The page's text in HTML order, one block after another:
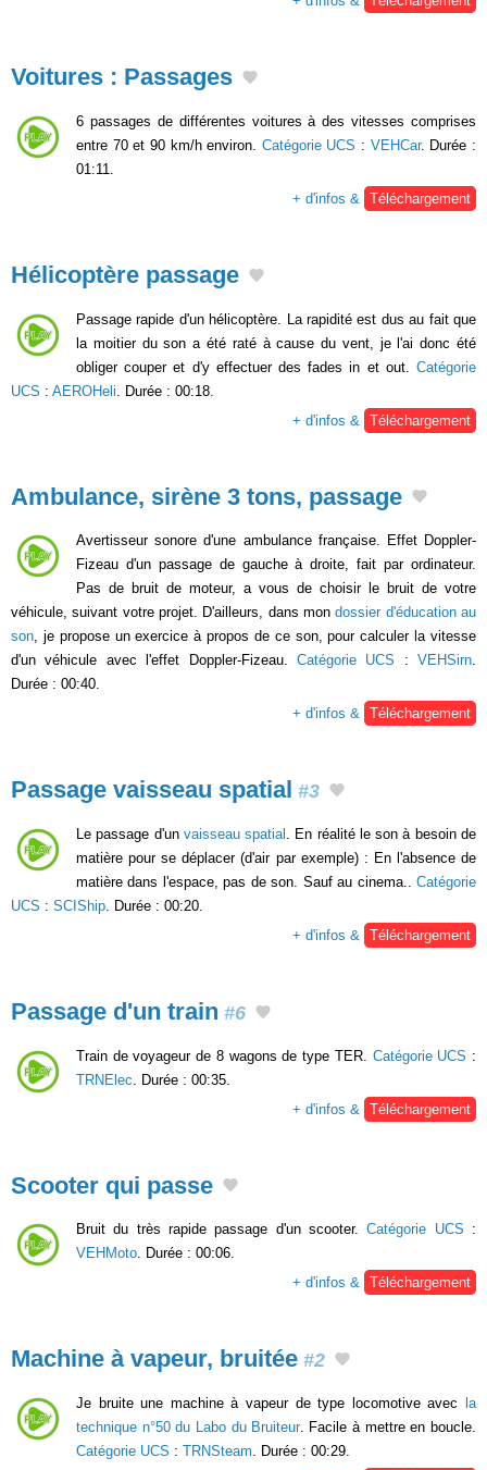
Voitures : Passages
6 passages de différentes voitures à des vitesses comprises
entre 70 et 90 km/h environ. Catégorie UCS : VEHCar. Durée :
01:11.
+ d'infos &
Téléchargement
Hélicoptère passage
Passage rapide d'un hélicoptère. La rapidité est dus au fait que
la moitier du son a été raté à cause du vent, je l'ai donc été
obliger couper et d'y effectuer des fades in et out. Catégorie
UCS : AEROHeli . Durée : 00:18.
+ d'infos &
Téléchargement
Ambulance, sirène 3 tons, passage
Avertisseur sonore d'une ambulance française. Effet Doppler-
Fizeau d'un passage de gauche à droite, fait par ordinateur.
Pas de bruit de moteur, a vous de choisir le bruit de votre
véhicule, suivant votre projet. D'ailleurs, dans mondossier d'éducation au
son, je propose un exercice à propos de ce son, pour calculer la vitesse
d'un véhicule avec l'effet Doppler-Fizeau. Catégorie UCS : VEHSirn.
Durée : 00:40.
+ d'infos & Téléchargement
Passage vaisseau spatial #3
Le passage d'un vaisseau spatial
. En réalité le son à besoin de
matière pour se déplacer (d'air par exemple) : En l'absence de
matière dans l'espace, pas de son. Sauf au cinema.. Catégorie
UCS : SCIShip . Durée : 00:20.
+ d'infos &
Téléchargement
Passage d'un train #6
Train de voyageur de 8 wagons de type TER. Catégorie UCS :
TRNElec . Durée : 00:35.
+ d'infos &
Téléchargement
Scooter qui passe
Bruit du très rapide passage d'un scooter.Catégorie UCS :
VEHMoto. Durée : 00:06.
+ d'infos & Téléchargement
Machine à vapeur, bruitée #2
Je bruite une machine à vapeur de type locomotive avec
la
technique n°50 du Labo du Bruiteur. Facile à mettre en boucle.
Catégorie UCS : TRNSteam . Durée : 00:29.